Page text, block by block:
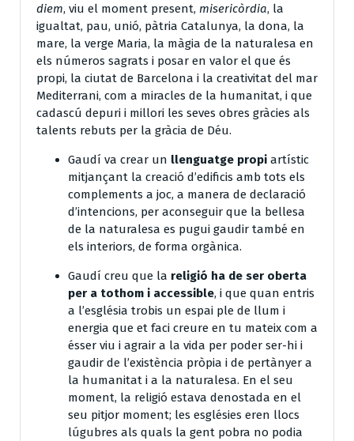
diem, viu el moment present, misericòrdia, la
igualtat, pau, unió, pàtria Catalunya, la dona, la
mare, la verge Maria, la màgia de la naturalesa en
els números sagrats i posar en valor el que és
propi, la ciutat de Barcelona i la creativitat del mar
Mediterrani, com a miracles de la humanitat, i que
cadascú depuri i millori les seves obres gràcies als
talents rebuts per la gràcia de Déu.
Gaudí va crear un llenguatge propi artístic
mitjançant la creació d’edificis amb tots els
complements a joc, a manera de declaració
d’intencions, per aconseguir que la bellesa
de la naturalesa es pugui gaudir també en
els interiors, de forma orgànica.
Gaudí creu que la religió ha de ser oberta
per a tothom i accessible, i que quan entris
a l’església trobis un espai ple de llum i
energia que et faci creure en tu mateix com a
ésser viu i agrair a la vida per poder ser-hi i
gaudir de l’existència pròpia i de pertànyer a
la humanitat i a la naturalesa. En el seu
moment, la religió estava denostada en el
seu pitjor moment; les esglésies eren llocs
lúgubres als quals la gent pobra no podia